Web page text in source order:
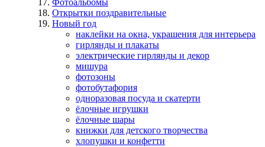
Фотоальбомы
Открытки поздравительные
Новый год
наклейки на окна, украшения для интерьера
гирлянды и плакаты
электрические гирлянды и декор
мишура
фотозоны
фотобутафория
одноразовая посуда и скатерти
ёлочные игрушки
ёлочные шары
книжки для детского творчества
хлопушки и конфетти